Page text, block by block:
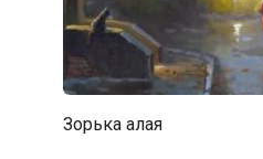
Зорька алая